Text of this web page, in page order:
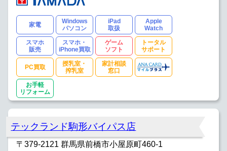
家電
Windows
パソコン
iPad
取扱
Apple
Watch
スマホ
販売
スマホ・
iPhone買取
ゲーム
ソフト
トータル
サポート
PC買取
授乳室・
搾乳室
家計相談
窓口
お手軽
リフォーム
テックランド駒形バイパス店
〒379-2121 群馬県前橋市小屋原町460-1